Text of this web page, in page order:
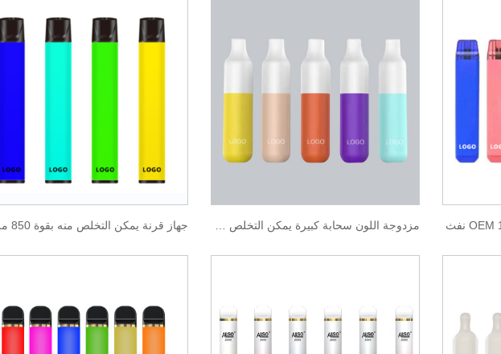
مزدوجة اللون سحابة كبيرة يمكن التخلص منها 2000 نفث